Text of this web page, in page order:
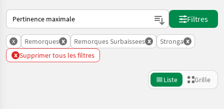
Voici comment les annonces sont triées sur Landwirt.com
Filtres
x Remorques x Remorques Surbaissees x Stronga x
x Supprimer tous les filtres
Liste Grille